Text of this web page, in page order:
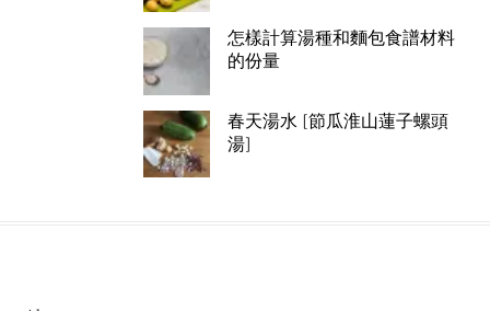
怎樣計算湯種和麵包食譜材料
的份量
春天湯水 [節瓜淮山蓮子螺頭
湯]